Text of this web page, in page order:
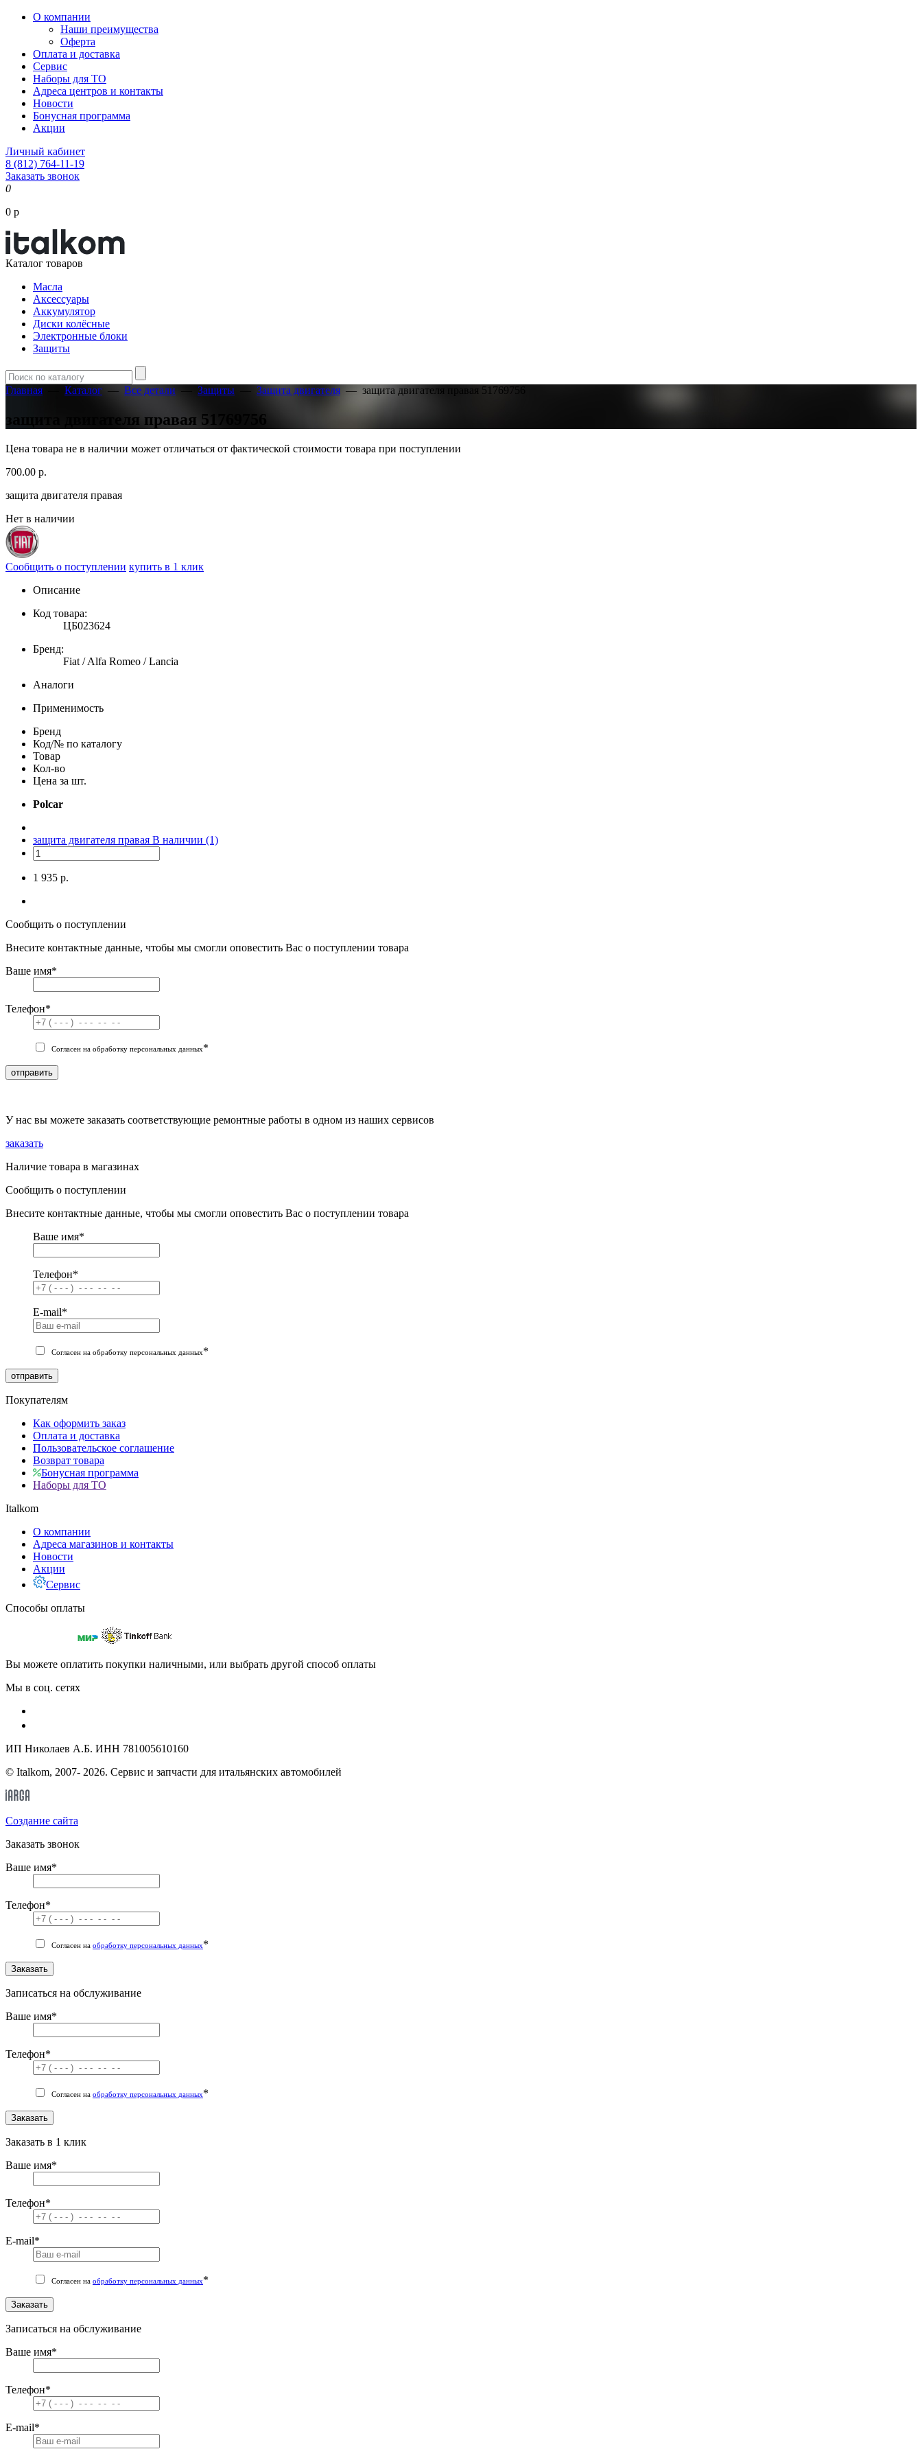
О компании
Наши преимущества
Оферта
Оплата и доставка
Сервис
Наборы для ТО
Адреса центров и контакты
Новости
Бонусная программа
Акции
Личный кабинет
8 (812) 764-11-19
Заказать звонок
0
0 р
Каталог товаров
Масла
Аксессуары
Аккумулятор
Диски колёсные
Электронные блоки
Защиты
Главная Каталог — Все детали — Защиты — Защита двигателя — защита двигателя правая 51769756
защита двигателя правая 51769756
Цена товара не в наличии может отличаться от фактической стоимости товара при поступлении
700.00 р.
защита двигателя правая
Нет в наличии
Сообщить о поступлении купить в 1 клик
Описание
Код товара:
ЦБ023624
Бренд:
Fiat / Alfa Romeo / Lancia
Аналоги
Применимость
Бренд
Код/№ по каталогу
Товар
Кол-во
Цена за шт.
Polcar
защита двигателя правая В наличии (1)
1 935 р.
Сообщить о поступлении
Внесите контактные данные, чтобы мы смогли оповестить Вас о поступлении товара
Ваше имя*
Телефон*
Согласен на обработку персональных данных*
отправить
У нас вы можете заказать соответствующие ремонтные работы в одном из наших сервисов
заказать
Наличие товара в магазинах
Сообщить о поступлении
Внесите контактные данные, чтобы мы смогли оповестить Вас о поступлении товара
Ваше имя*
Телефон*
E-mail*
Согласен на обработку персональных данных*
отправить
Покупателям
Как оформить заказ
Оплата и доставка
Пользовательское соглашение
Возврат товара
Бонусная программа
Наборы для ТО
Italkom
О компании
Адреса магазинов и контакты
Новости
Акции
Сервис
Способы оплаты
Вы можете оплатить покупки наличными, или выбрать другой способ оплаты
Мы в соц. сетях
ИП Николаев А.Б. ИНН 781005610160
© Italkom, 2007- 2026. Сервис и запчасти для итальянских автомобилей
Cоздание сайта
Заказать звонок
Ваше имя*
Телефон*
Согласен на обработку персональных данных*
Заказать
Записаться на обслуживание
Ваше имя*
Телефон*
Согласен на обработку персональных данных*
Заказать
Заказать в 1 клик
Ваше имя*
Телефон*
E-mail*
Согласен на обработку персональных данных*
Заказать
Записаться на обслуживание
Ваше имя*
Телефон*
E-mail*